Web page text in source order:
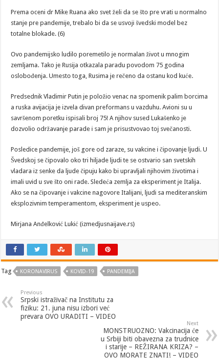
Prema oceni dr Mike Ruana ako svet želi da se što pre vrati u normalno
stanje pre pandemije, trebalo bi da se usvoji švedski model bez
totalne blokade. (6)
Ovo pandemijsko ludilo poremetilo je normalan život u mnogim
zemljama. Tako je Rusija otkazala paradu povodom 75 godina
oslobođenja. Umesto toga, Rusima je rečeno da ostanu kod kuće.
Predsednik Vladimir Putin je položio venac na spomenik palim borcima
a ruska avijacija je izvela divan preformans u vazduhu. Avioni su u
savršenom poretku ispisali broj 75! A njihov sused Lukašenko je
dozvolio održavanje parade i sam je prisustvovao toj svečanosti.
Posledice pandemije, još gore od zaraze, su vakcine i čipovanje ljudi. U
Švedskoj se čipovalo oko tri hiljade ljudi te se ostvario san svetskih
vladara iz senke da ljude čipuju kako bi upravljali njihovim životima i
imali uvid u sve što oni rade. Sledeća zemlja za eksperiment je Italija.
Ako se na čipovanje i vakcine nagovore Italijani, ljudi sa mediteranskim
eksplozivnim temperamentom, eksperiment je uspeo.
Mirjana Anđelković Lukić (izmedjusnaijave.rs)
Tag KORONAVIRUS KOVID-19 PANDEMIJA
Previous
Srpski istraživač na Institutu za
fiziku: 21. juna nisu izbori već
prevara OVO URADITI – VIDEO
Next
MONSTRUOZNO: Vakcinacija će
u Srbiji biti obavezna za trudnice
i starije – REŽIRANA KRIZA? –
OVO MORATE ZNATI! – VIDEO